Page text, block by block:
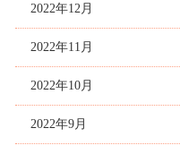
2022年12月
2022年11月
2022年10月
2022年9月